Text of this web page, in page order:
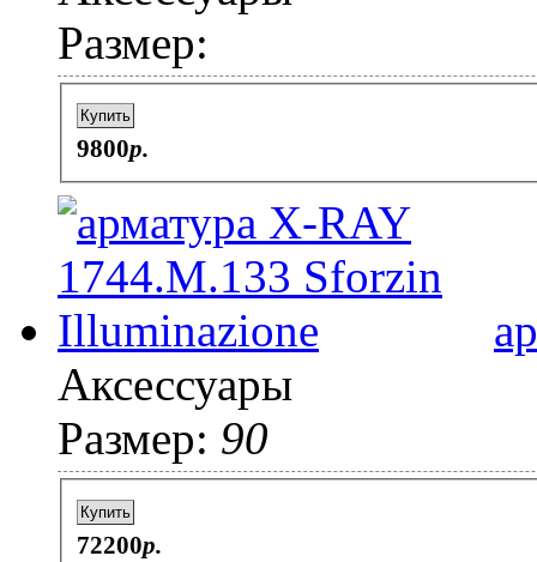
Размер:
Купить
9800p.
Аксессуары
Размер: 90
Купить
72200p.